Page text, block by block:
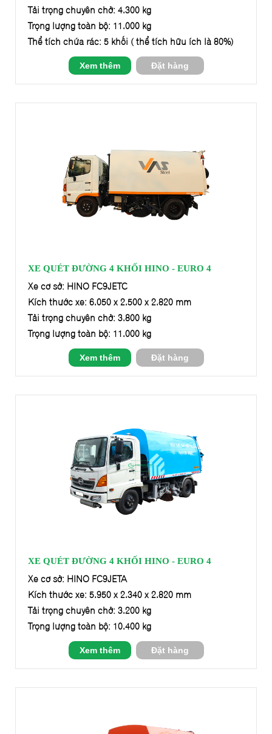
Tải trọng chuyên chở: 4.300 kg
Trọng lượng toàn bộ: 11.000 kg
Thể tích chứa rác: 5 khối ( thể tích hữu ích là 80%)
Xem thêm Đặt hàng
XE QUÉT ĐƯỜNG 4 KHỐI HINO - EURO 4
Xe cơ sở: HINO FC9JETC
Kích thước xe: 6.050 x 2.500 x 2.820 mm
Tải trọng chuyên chở: 3.800 kg
Trọng lượng toàn bộ: 11.000 kg
Xem thêm Đặt hàng
XE QUÉT ĐƯỜNG 4 KHỐI HINO - EURO 4
Xe cơ sở: HINO FC9JETA
Kích thước xe: 5.950 x 2.340 x 2.820 mm
Tải trọng chuyên chở: 3.200 kg
Trọng lượng toàn bộ: 10.400 kg
Xem thêm Đặt hàng